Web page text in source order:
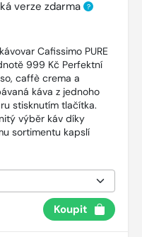
verze zdarma ?
Cafissimo PURE
999 Kč Perfektní
caffè crema a
káva z jednoho
stisknutím tlačítka.
výběr káv díky
sortimentu kapslí
Koupit